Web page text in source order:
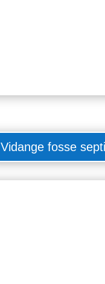
Vidange fosse